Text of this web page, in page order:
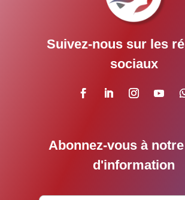
Suivez-nous sur les
sociaux
Abonnez-vous à
d'information